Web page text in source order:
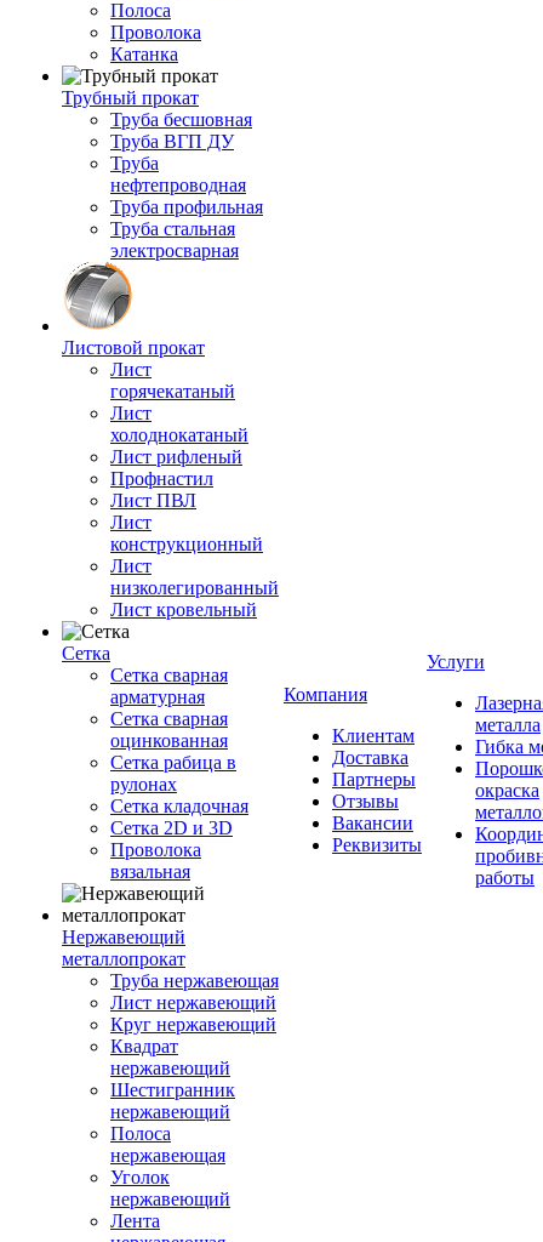
Полоса
Проволока
Катанка
Трубный прокат
Труба бесшовная
Труба ВГП ДУ
Труба
нефтепроводная
Труба профильная
Труба стальная
электросварная
Листовой прокат
Лист
горячекатаный
Лист
холоднокатаный
Лист рифленый
Профнастил
Лист ПВЛ
Лист
конструкционный
Лист
низколегированный
Лист кровельный
Сетка
Сетка сварная
арматурная
Сетка сварная
оцинкованная
Сетка рабица в
рулонах
Сетка кладочная
Сетка 2D и 3D
Проволока
вязальная
Нержавеющий
металлопрокат
Труба нержавеющая
Лист нержавеющий
Круг нержавеющий
Квадрат
нержавеющий
Шестигранник
нержавеющий
Полоса
нержавеющая
Уголок
нержавеющий
Лента
Компания
Клиентам
Доставка
Партнеры
Отзывы
Вакансии
Реквизиты
Услуги
металла
Гибка
окраска
работы